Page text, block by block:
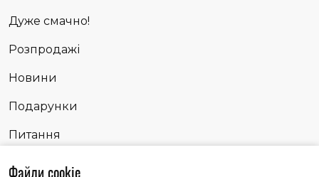
Дуже смачно!
Розпродажі
Новини
Подарунки
Питання
Сповідь
Файли cookie